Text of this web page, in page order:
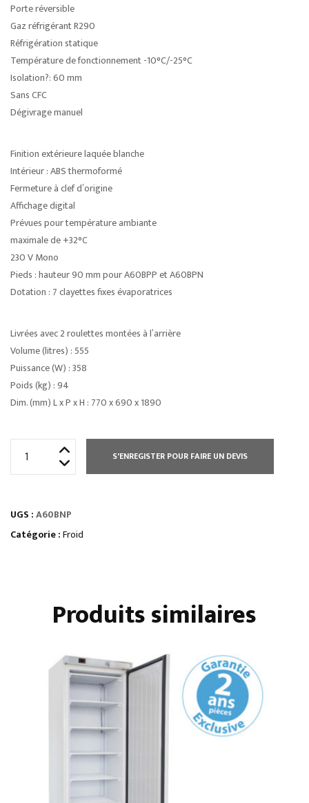
Porte réversible
Gaz réfrigérant R290
Réfrigération statique
Température de fonctionnement -10°C/-25°C
Isolation?: 60 mm
Sans CFC
Dégivrage manuel
Finition extérieure laquée blanche
Intérieur : ABS thermoformé
Fermeture à clef d’origine
Affichage digital
Prévues pour température ambiante
maximale de +32°C
230 V Mono
Pieds : hauteur 90 mm pour A60BPP et A60BPN
Dotation : 7 clayettes fixes évaporatrices
Livrées avec 2 roulettes montées à l’arrière
Volume (litres) : 555
Puissance (W) : 358
Poids (kg) : 94
Dim. (mm) L x P x H : 770 x 690 x 1890
PORTES
PLEINESnégatives
S'ENREGISTER POUR FAIRE UN DEVIS
UGS :A60BNP
Catégorie :Froid
Produits similaires